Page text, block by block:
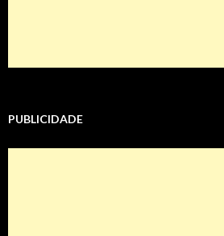
PUBLICIDADE